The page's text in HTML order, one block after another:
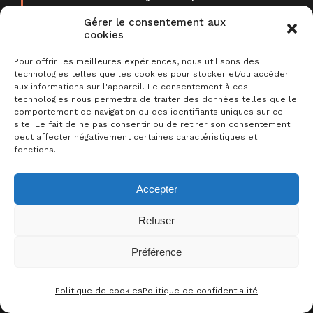
Gérer le consentement aux
cookies
Pour offrir les meilleures expériences, nous utilisons des
technologies telles que les cookies pour stocker et/ou accéder
aux informations sur l'appareil. Le consentement à ces
technologies nous permettra de traiter des données telles que le
comportement de navigation ou des identifiants uniques sur ce
site. Le fait de ne pas consentir ou de retirer son consentement
peut affecter négativement certaines caractéristiques et
fonctions.
Accepter
Refuser
Préférence
Politique de cookiesPolitique de confidentialité
lequel le but sera de trouver des
faux sosies (sosisses et sosissons)
étant l’association de deux
personnalités !
Le jeuSosissonest composé de 50
sous-bocks !
On retrouve sur chaque sous-bock :
– 3 Sosisses classés en 3 catégories :
Cinéma, Divers (sport, politique) et
CONTACT